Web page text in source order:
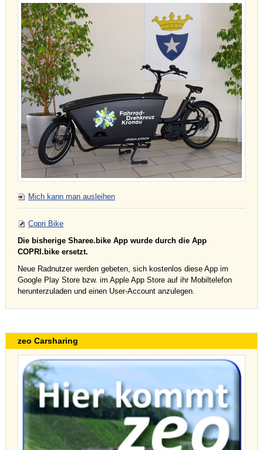
Mich kann man ausleihen
Copri Bike
Die bisherige Sharee.bike App wurde durch die App
COPRI.bike ersetzt.
Neue Radnutzer werden gebeten, sich kostenlos diese App im
Google Play Store bzw. im Apple App Store auf ihr Mobiltelefon
herunterzuladen und einen User-Account anzulegen.
zeo Carsharing